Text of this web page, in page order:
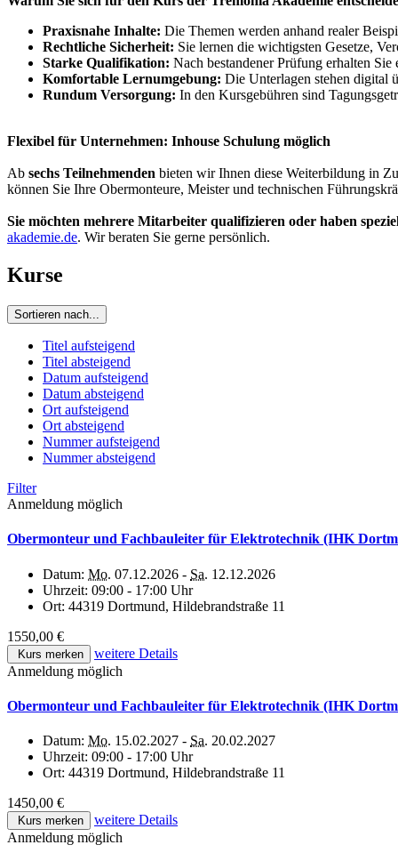
Praxisnahe Inhalte: Die Themen werden anhand realer
Rechtliche Sicherheit: Sie lernen die wichtigsten Gesetze,
Starke Qualifikation: Nach bestandener Prüfung erhalten Sie
Komfortable Lernumgebung: Die Unterlagen stehen digital
Rundum Versorgung: In den Kursgebühren sind
Flexibel für Unternehmen: Inhouse Schulung möglich
Ab sechs Teilnehmenden bieten wir Ihnen diese Weiterbildung in
können Sie Ihre Obermonteure, Meister und technischen
Sie möchten mehrere Mitarbeiter qualifizieren oder haben
akademie.de. Wir beraten Sie gerne persönlich.
Kurse
Sortieren nach...
Titel aufsteigend
Titel absteigend
Datum aufsteigend
Datum absteigend
Ort aufsteigend
Ort absteigend
Nummer aufsteigend
Nummer absteigend
Filter
Anmeldung möglich
Obermonteur und Fachbauleiter für Elektrotechnik (IHK
Datum: Mo. 07.12.2026 - Sa. 12.12.2026
Uhrzeit: 09:00 - 17:00 Uhr
Ort: 44319 Dortmund, Hildebrandstraße 11
1550,00 €
Kurs merken
weitere Details
Anmeldung möglich
Obermonteur und Fachbauleiter für Elektrotechnik (IHK
Datum: Mo. 15.02.2027 - Sa. 20.02.2027
Uhrzeit: 09:00 - 17:00 Uhr
Ort: 44319 Dortmund, Hildebrandstraße 11
1450,00 €
Kurs merken
weitere Details
Anmeldung möglich